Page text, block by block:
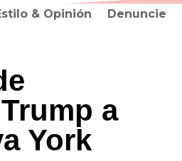
& Opinión Denuncie
a
York